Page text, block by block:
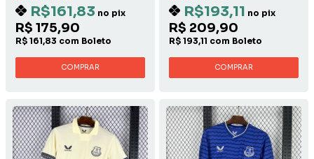
R$161,83 no pix
R$ 175,90
R$ 161,83 com Boleto
COMPRAR
R$193,11 no pix
R$ 209,90
R$ 193,11 com Boleto
COMPRAR